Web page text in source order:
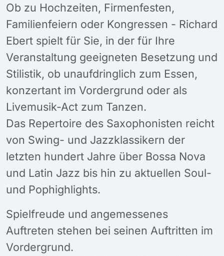
Ob zu Hochzeiten, Firmenfesten,
Familienfeiern oder Kongressen - Richard
Ebert spielt für Sie, in der für Ihre
Veranstaltung geeigneten Besetzung und
Stilistik, ob unaufdringlich zum Essen,
konzertant im Vordergrund oder als
Livemusik-Act zum Tanzen.
Das Repertoire des Saxophonisten reicht
von Swing- und Jazzklassikern der
letzten hundert Jahre über Bossa Nova
und Latin Jazz bis hin zu aktuellen Soul-
und Pophighlights.
Spielfreude und angemessenes
Auftreten stehen bei seinen Auftritten im
Vordergrund.